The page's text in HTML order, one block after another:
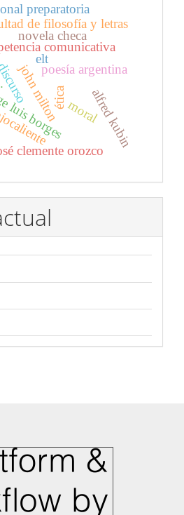
comunicativa
borges
john miltonpoesía argentina
éticamoralalfred kubin
novela checa
elt
de filosofía y letras
clemente orozco
preparatoria